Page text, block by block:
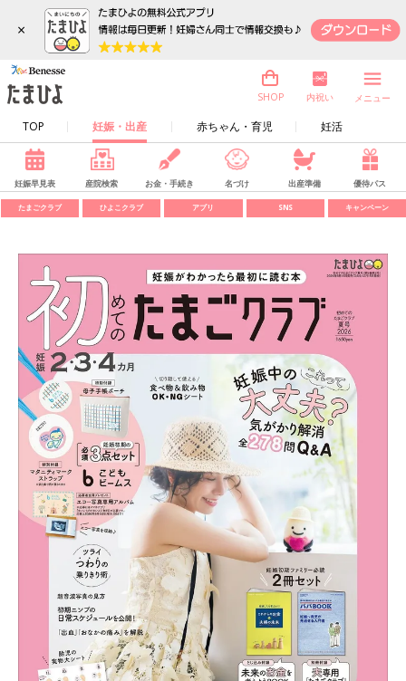
×
TOP 妊娠・出産 赤ちゃん・育児 妊活
SHOP 内祝い メニュー
妊娠早見表 産院検索 お金・手続き 名づけ 出産準備 優待パス
たまごクラブ ひよこクラブ アプリ SNS キャンペーン